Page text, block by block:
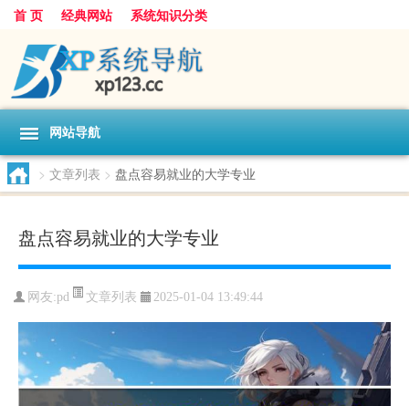
首 页 经典网站 系统知识分类
网站导航
> 文章列表 > 盘点容易就业的大学专业
盘点容易就业的大学专业
网友:pd 文章列表 2025-01-04 13:49:44